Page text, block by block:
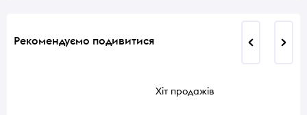
Рекомендуємо подивитися
Хіт продажів